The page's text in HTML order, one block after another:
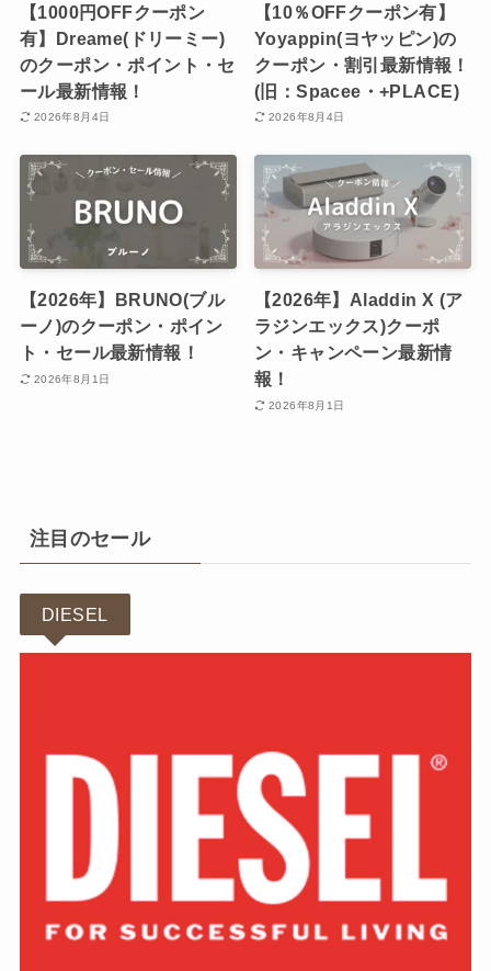
【1000円OFFクーポン
有】Dreame(ドリーミー)
のクーポン・ポイント・セ
ール最新情報！
2026年8月4日
【10％OFFクーポン有】
Yoyappin(ヨヤッピン)の
クーポン・割引最新情報！
(旧：Spacee・+PLACE)
2026年8月4日
【2026年】BRUNO(ブル
ーノ)のクーポン・ポイン
ト・セール最新情報！
2026年8月1日
【2026年】Aladdin X (ア
ラジンエックス)クーポ
ン・キャンペーン最新情
報！
2026年8月1日
注目のセール
DIESEL